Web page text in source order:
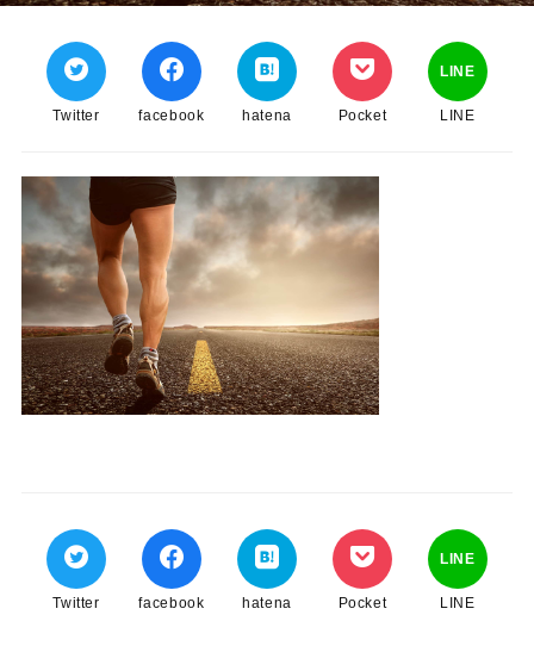
Twitter facebook hatena Pocket
LINE
LINE
Twitter facebook hatena Pocket
LINE
LINE